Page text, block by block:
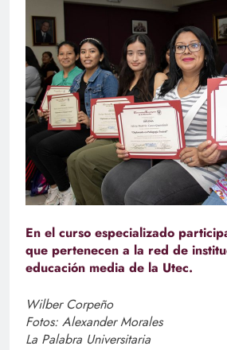
En el curso especializado
que pertenecen a la red de
educación media de la Utec.
Wilber Corpeño
Fotos: Alexander Morales
La Palabra Universitaria